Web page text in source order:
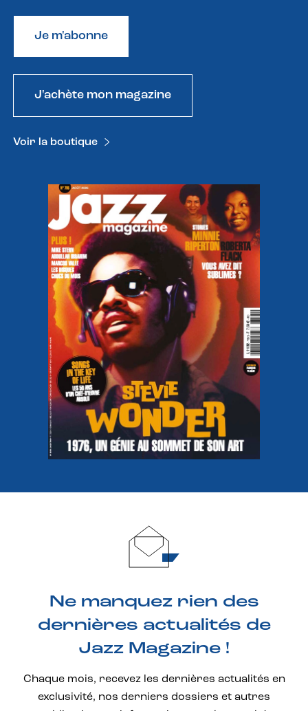
Je m'abonne
J'achète mon magazine
Voir la boutique
Ne manquez rien des
dernières actualités de
Jazz Magazine !
Chaque mois, recevez les dernières actualités en
exclusivité, nos derniers dossiers et autres